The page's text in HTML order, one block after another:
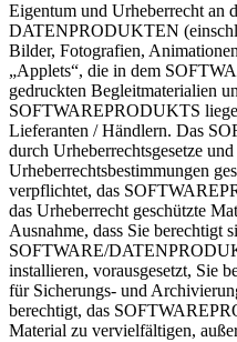
Eigentum und Urheberrecht an
DATENPRODUKTEN
Bilder, Fotografien,
„Applets“, die in dem
gedruckten Begleitmaterialien
SOFTWAREPRODUKTS
Lieferanten / Händlern. Das
durch Urheberrechtsgesetze
Urheberrechtsbestimmungen
verpflichtet, das
das Urheberrecht geschützte
Ausnahme, dass Sie berechtigt
SOFTWARE/
installieren, vorausgesetzt, Sie
für Sicherungs- und
berechtigt, das
Material zu vervielfältigen,